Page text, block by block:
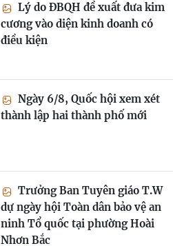
Lý do ĐBQH đề xuất đưa kim
cương vào diện kinh doanh có
điều kiện
Ngày 6/8, Quốc hội xem xét
thành lập hai thành phố mới
Trưởng Ban Tuyên giáo T.W
dự ngày hội Toàn dân bảo vệ an
ninh Tổ quốc tại phường Hoài
Nhơn Bắc